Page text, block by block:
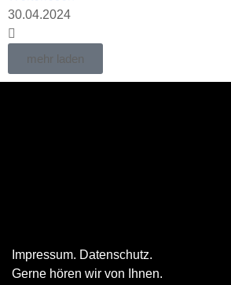
30.04.2024
mehr laden
Impressum. Datenschutz.
Gerne hören wir von Ihnen.